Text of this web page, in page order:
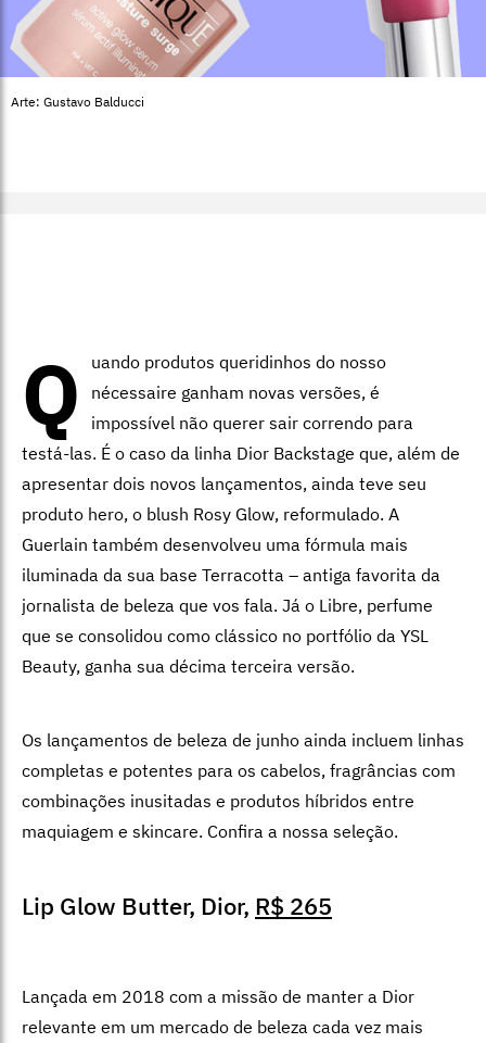
Arte: Gustavo Balducci
Q
uando produtos queridinhos do nosso
nécessaire ganham novas versões, é
impossível não querer sair correndo para
testá-las. É o caso da linha Dior Backstage que, além de
apresentar dois novos lançamentos, ainda teve seu
produto hero, o blush Rosy Glow, reformulado. A
Guerlain também desenvolveu uma fórmula mais
iluminada da sua base Terracotta – antiga favorita da
jornalista de beleza que vos fala. Já o Libre, perfume
que se consolidou como clássico no portfólio da YSL
Beauty, ganha sua décima terceira versão.
Os lançamentos de beleza de junho ainda incluem linhas
completas e potentes para os cabelos, fragrâncias com
combinações inusitadas e produtos híbridos entre
maquiagem e skincare. Confira a nossa seleção.
Lip Glow Butter, Dior, R$ 265
Lançada em 2018 com a missão de manter a Dior
relevante em um mercado de beleza cada vez mais